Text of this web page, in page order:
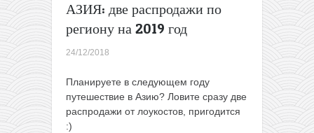
АЗИЯ: две распродажи по
региону на 2019 год
24/12/2018
Планируете в следующем году
путешествие в Азию? Ловите сразу две
распродажи от лоукостов, пригодится
:)